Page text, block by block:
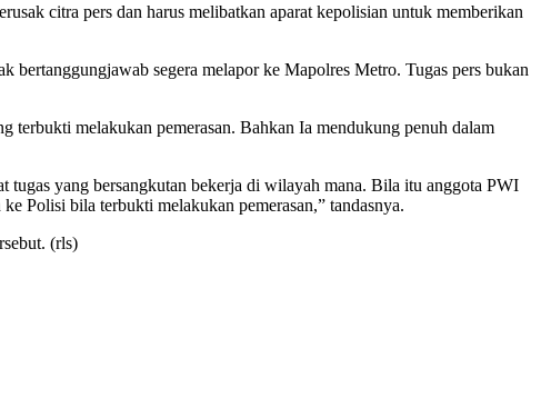
citra pers dan harus melibatkan aparat kepolisian untuk memberikan
segera melapor ke Mapolres Metro. Tugas pers bukan
melakukan pemerasan. Bahkan Ia mendukung penuh dalam
tugas yang bersangkutan bekerja di wilayah mana. Bila itu anggota PWI
Polisi bila terbukti melakukan pemerasan,” tandasnya.
(rls)